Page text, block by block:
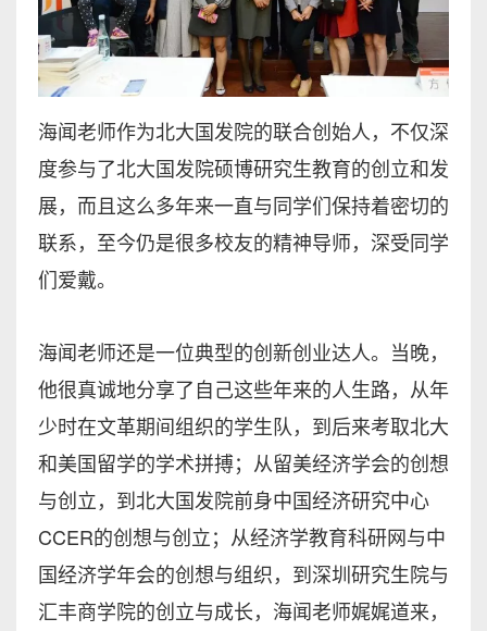
海闻老师作为北大国发院的联合创始人，不仅深
度参与了北大国发院硕博研究生教育的创立和发
展，而且这么多年来一直与同学们保持着密切的
联系，至今仍是很多校友的精神导师，深受同学
们爱戴。
海闻老师还是一位典型的创新创业达人。当晚，
他很真诚地分享了自己这些年来的人生路，从年
少时在文革期间组织的学生队，到后来考取北大
和美国留学的学术拼搏；从留美经济学会的创想
与创立，到北大国发院前身中国经济研究中心
CCER的创想与创立；从经济学教育科研网与中
国经济学年会的创想与组织，到深圳研究生院与
汇丰商学院的创立与成长，海闻老师娓娓道来，